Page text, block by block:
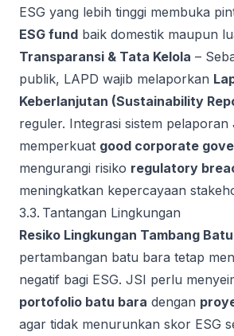
ESG yang lebih tinggi membuka
ESG fund baik domestik maupun
Transparansi & Tata Kelola –
publik, LAPD wajib melaporkan
Keberlanjutan (Sustainability
reguler. Integrasi sistem pelaporan
memperkuat good corporate
mengurangi risiko regulatory
meningkatkan kepercayaan
3.3. Tantangan Lingkungan
Resiko Lingkungan Tambang
pertambangan batu bara tetap
negatif bagi ESG. JSI perlu
portofolio batu bara dengan
agar tidak menurunkan skor ESG